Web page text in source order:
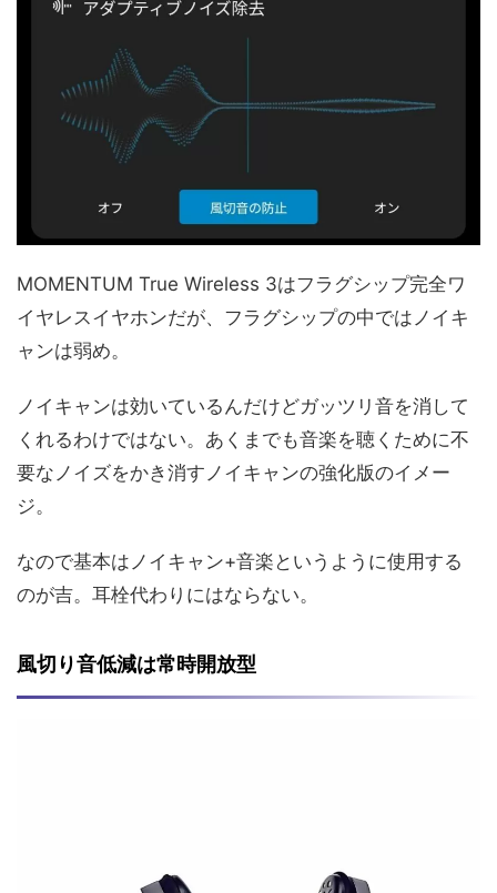
MOMENTUM True Wireless 3はフラグシップ完全ワ
イヤレスイヤホンだが、フラグシップの中ではノイキ
ャンは弱め。
ノイキャンは効いているんだけどガッツリ音を消して
くれるわけではない。あくまでも音楽を聴くために不
要なノイズをかき消すノイキャンの強化版のイメー
ジ。
なので基本はノイキャン+音楽というように使用する
のが吉。耳栓代わりにはならない。
風切り音低減は常時開放型